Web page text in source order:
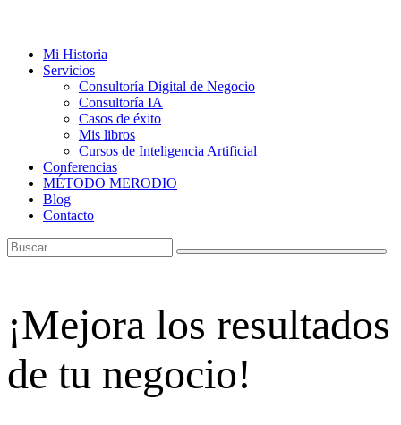
Mi Historia
Servicios
Consultoría Digital de Negocio
Consultoría IA
Casos de éxito
Mis libros
Cursos de Inteligencia Artificial
Conferencias
MÉTODO MERODIO
Blog
Contacto
¡Mejora los resultados
de tu negocio!